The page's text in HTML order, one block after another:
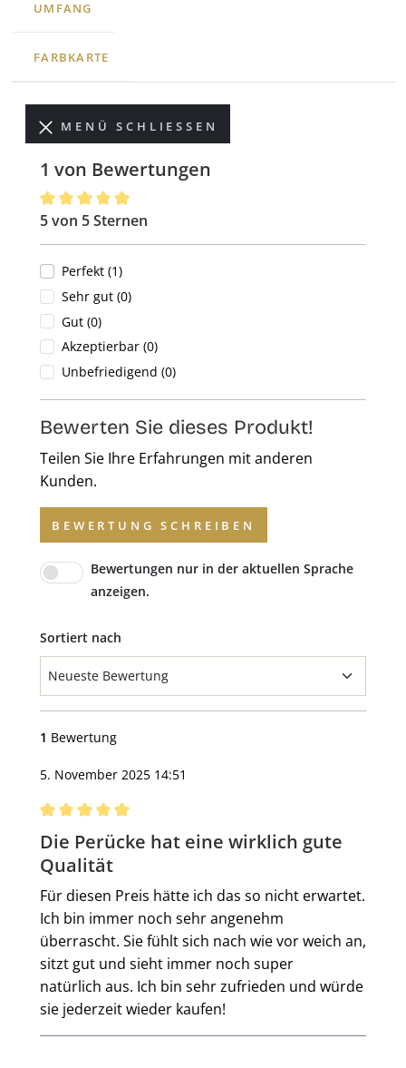
UMFANG
FARBKARTE
MENÜ SCHLIESSEN
1 von Bewertungen
Durchschnittliche Bewertung von 5 von 5 Sternen
5 von 5 Sternen
Perfekt (1)
Sehr gut (0)
Gut (0)
Akzeptierbar (0)
Unbefriedigend (0)
Bewerten Sie dieses Produkt!
Teilen Sie Ihre Erfahrungen mit anderen
Kunden.
BEWERTUNG SCHREIBEN
Bewertungen nur in der aktuellen Sprache
anzeigen.
Sortiert nach
1 Bewertung
5. November 2025 14:51
Bewertung mit 5 von 5 Sternen
Die Perücke hat eine wirklich gute
Qualität
Für diesen Preis hätte ich das so nicht erwartet.
Ich bin immer noch sehr angenehm
überrascht. Sie fühlt sich nach wie vor weich an,
sitzt gut und sieht immer noch super
natürlich aus. Ich bin sehr zufrieden und würde
sie jederzeit wieder kaufen!